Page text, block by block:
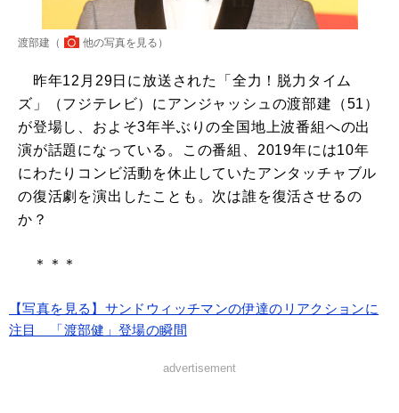
渡部建（ 他の写真を見る ）
昨年12月29日に放送された「全力！脱力タイム
ズ」（フジテレビ）にアンジャッシュの渡部建（51）
が登場し、およそ3年半ぶりの全国地上波番組への出
演が話題になっている。この番組、2019年には10年
にわたりコンビ活動を休止していたアンタッチャブル
の復活劇を演出したことも。次は誰を復活させるの
か？
＊＊＊
【写真を見る】サンドウィッチマンの伊達のリアクションに
注目 「渡部健」登場の瞬間
advertisement